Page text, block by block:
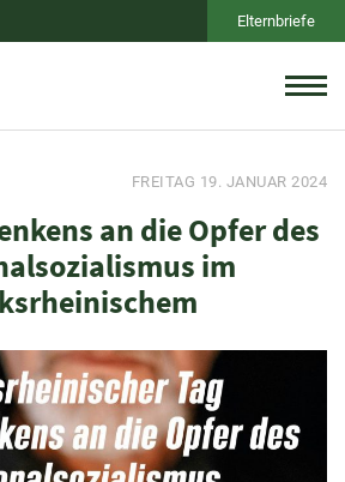
Elternbriefe
FREITAG 19. JANUAR 2024
an die Opfer des
im